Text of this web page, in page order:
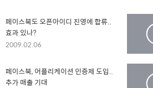
페이스북도 오픈아이디 진영에 합류..
효과 있나?
2009.02.06
페이스북, 어플리케이션 인증제 도입..
추가 매출 기대